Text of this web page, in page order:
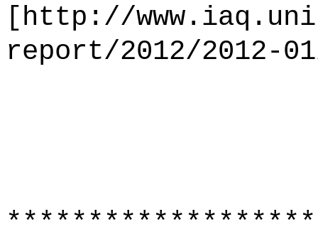
[http://
report/2012/2012-